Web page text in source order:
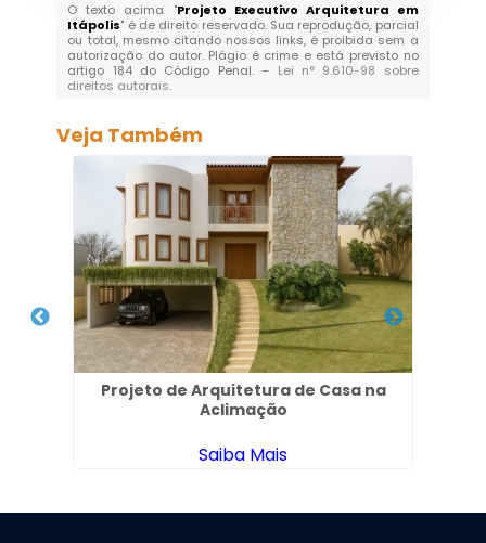
O texto acima "Projeto Executivo Arquitetura em
Itápolis" é de direito reservado. Sua reprodução, parcial
ou total, mesmo citando nossos links, é proibida sem a
autorização do autor. Plágio é crime e está previsto no
artigo 184 do Código Penal. – Lei n° 9.610-98 sobre
direitos autorais.
Veja Também
Projeto de Arquitetura de Casa na
Aclimação
Saiba Mais